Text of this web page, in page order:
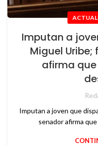
Imputan a
Miguel
afirma que
Imputan a joven que
senador afirma